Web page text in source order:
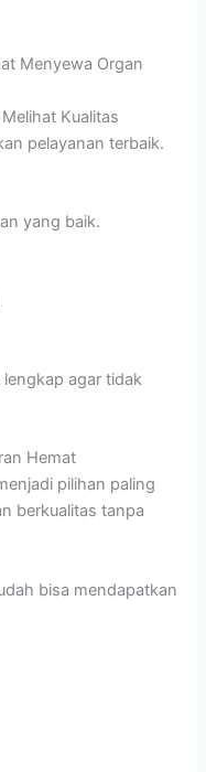
Menyewa Organ
Kualitas
pelayanan terbaik.
yang baik.
agar tidak
Hemat
pilihan paling
berkualitas tanpa
bisa mendapatkan